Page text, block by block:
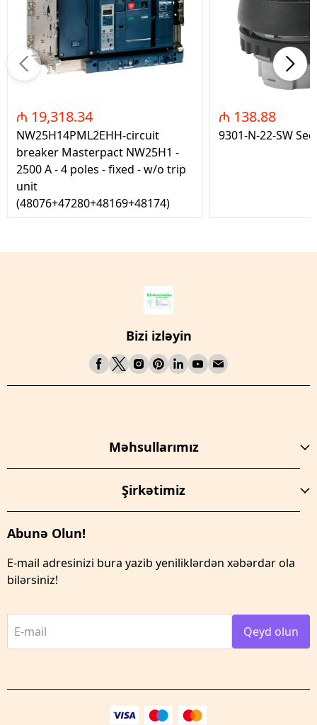
₼ 19,318.34
NW25H14PML2EHH-circuit
breaker Masterpact NW25H1 -
2500 A - 4 poles - fixed - w/o trip
unit
(48076+47280+48169+48174)
₼ 138.88
9301-N-22-SW
Bizi izləyin
Məhsullarımız
Şirkətimiz
Abunə Olun!
E-mail adresinizi bura yazib yeniliklərdən xəbərdar ola
bilərsiniz!
E-mail Qeyd olun